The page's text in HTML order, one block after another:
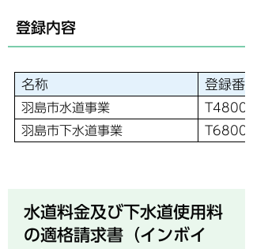
登録内容
名称 登録番号
羽島市水道事業
羽島市下水道事業
水道料金及び下水道使用料
の適格請求書（インボイ